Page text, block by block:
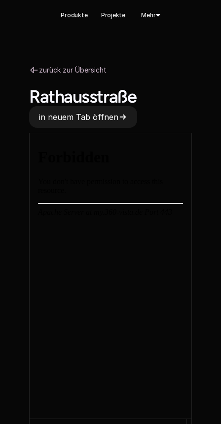
Produkte Projekte Mehr
zurück zur Übersicht
Rathausstraße
in neuem Tab öffnen